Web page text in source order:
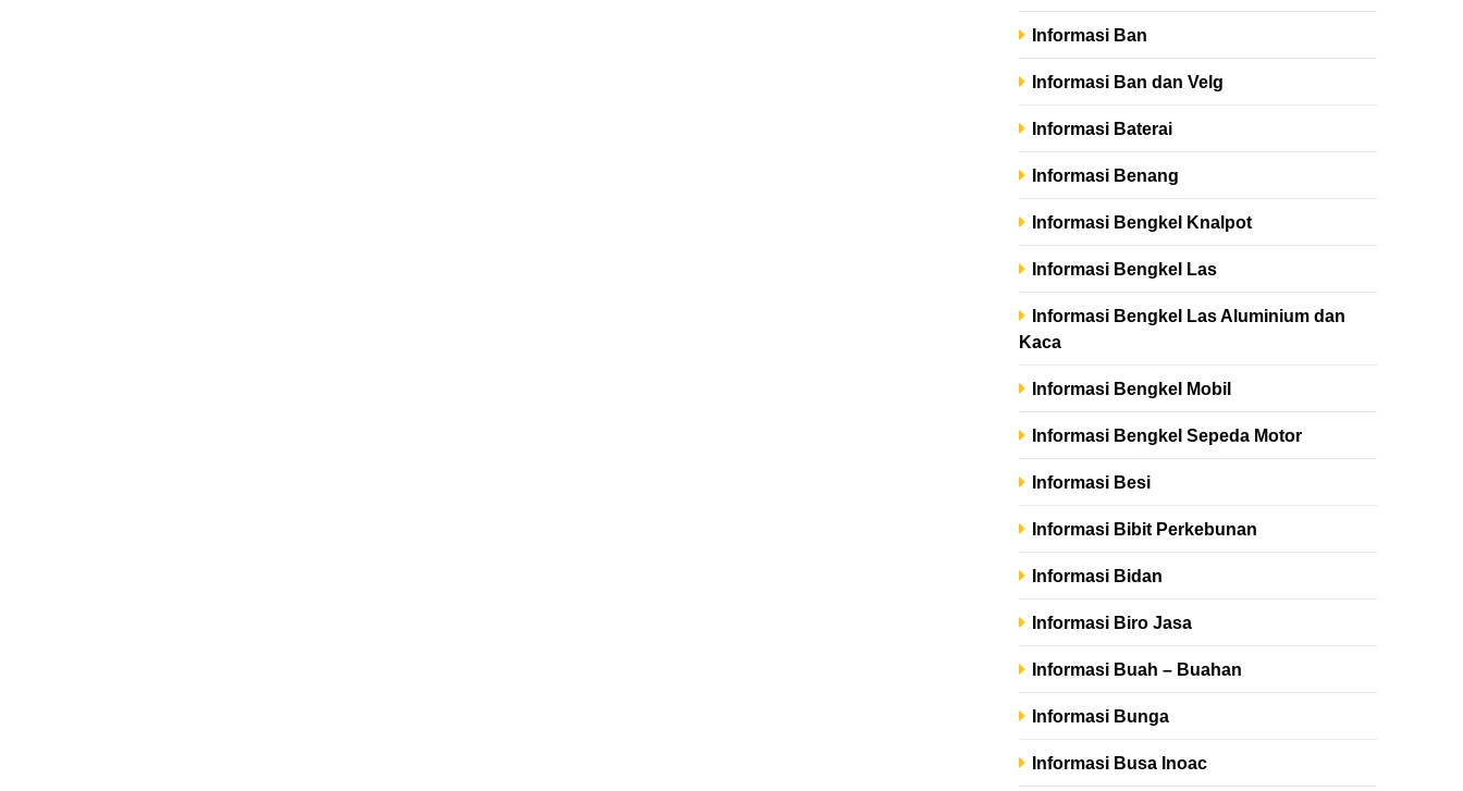
Informasi Ban
Informasi Ban dan Velg
Informasi Baterai
Informasi Benang
Informasi Bengkel Knalpot
Informasi Bengkel Las
Informasi Bengkel Las Aluminium dan
Kaca
Informasi Bengkel Mobil
Informasi Bengkel Sepeda Motor
Informasi Besi
Informasi Bibit Perkebunan
Informasi Bidan
Informasi Biro Jasa
Informasi Buah – Buahan
Informasi Bunga
Informasi Busa Inoac